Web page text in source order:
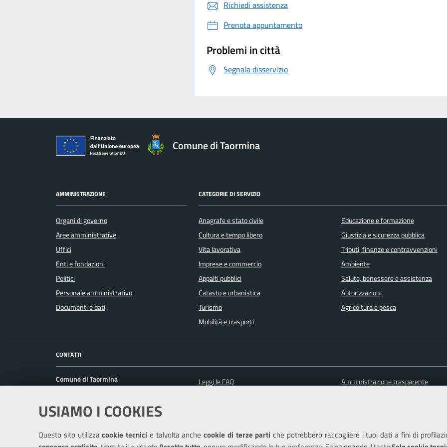
USIAMO I COOKIES
Questo sito utilizzacookie tecnici e talvolta anchecookie di terze parti che potrebbero raccogliere i tuoi dati a fini di
Richiedi assistenza
Prenota appuntamento
Problemi in città
Segnala disservizio
Comune di Taormina
AMMINISTRAZIONE
Organi di governo
Aree amministrative
Uffici
Enti e fondazioni
Politici
Personale amministrativo
Documenti e dati
CATEGORIE DI SERVIZIO
Anagrafe e stato civile
Cultura e tempo libero
Vita lavorativa
Imprese e commercio
Appalti pubblici
Catasto e urbanistica
Turismo
Mobilità e trasporti
Educazione e formazione
Giustizia e sicurezza pubblica
Tributi, finanze e contravvenzioni
Ambiente
Salute, benessere e assistenza
Autorizzazioni
Agricoltura e pesca
CONTATTI
Comune di Taormina
Ufficio Relazioni con il Pubblico
protocollo@pec.comune.taormina.me.it
Centralino unico: +39 0942 6101
Leggi le FAQ
Amministrazione trasparente
Dichiarazione di accessibilità